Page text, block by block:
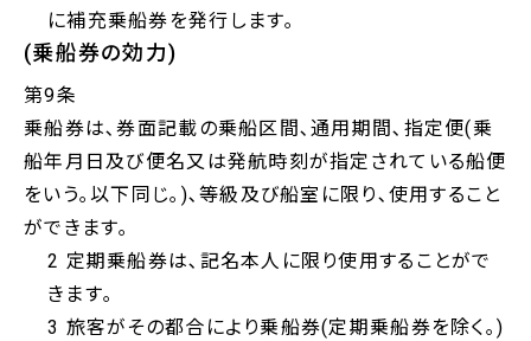
に補充乗船券を発行します｡
(乗船券の効力)
第9条
乗船券は､券面記載の乗船区間､通用期間､指定便(乗
船年月日及び便名又は発航時刻が指定されている船便
をいう｡以下同じ｡)､等級及び船室に限り､使用すること
ができます｡
2 定期乗船券は､記名本人に限り使用することがで
きます｡
3 旅客がその都合により乗船券(定期乗船券を除く｡)